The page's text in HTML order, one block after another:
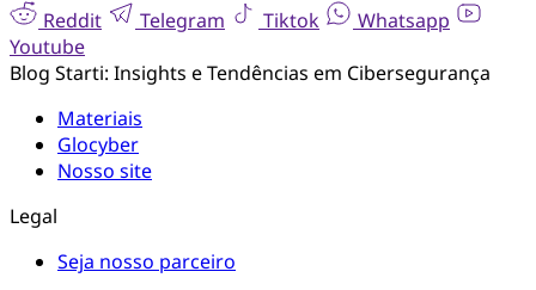
Reddit
Telegram Tiktok
Whatsapp
Youtube
Blog Starti: Insights e Tendências em Cibersegurança
Materiais
Glocyber
Nosso site
Legal
Seja nosso parceiro